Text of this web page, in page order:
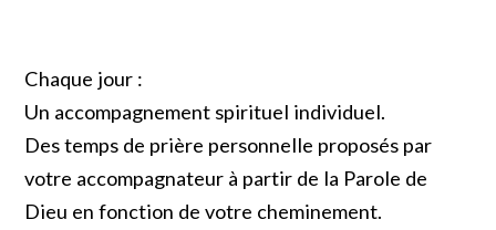
Chaque jour :
Un accompagnement spirituel individuel.
Des temps de prière personnelle proposés par
votre accompagnateur à partir de la Parole de
Dieu en fonction de votre cheminement.